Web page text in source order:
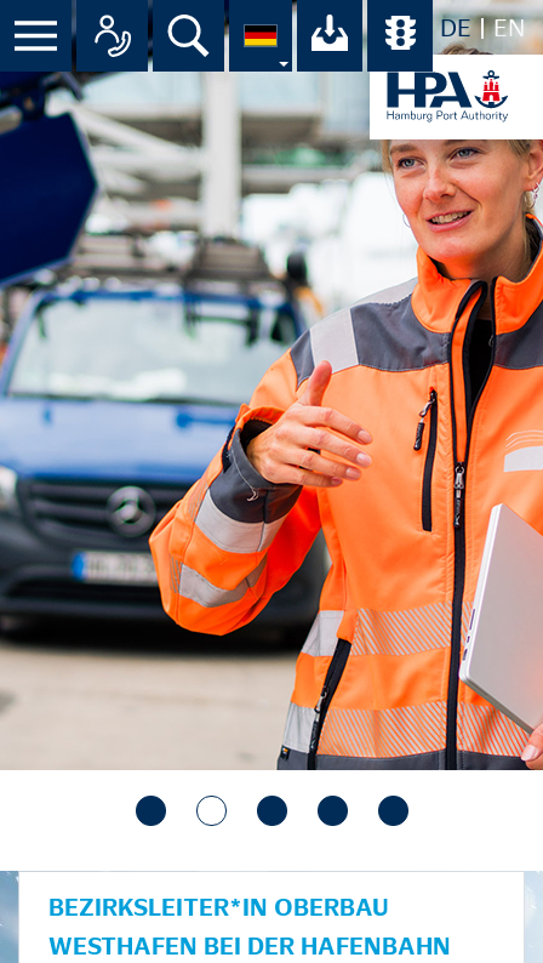
DE EN
Suche Ihr Download-
BEZIRKSLEITER*IN OBERBAU
WESTHAFEN BEI DER HAFENBAHN